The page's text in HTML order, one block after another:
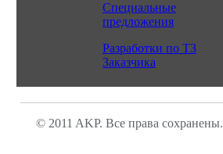
Специальные
предложения
Разработки по ТЗ
Заказчика
© 2011 AKP. Все права сохранены.